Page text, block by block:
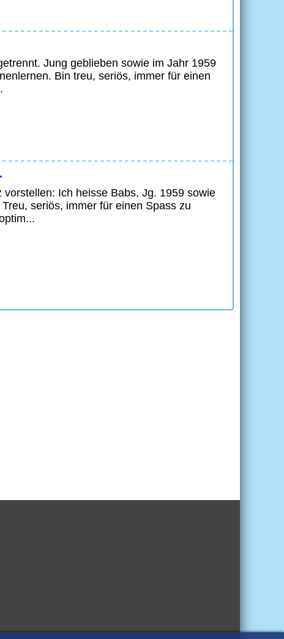
Jung geblieben sowie im Jahr 1959
Bin treu, seriös, immer für einen
Ich heisse Babs, Jg. 1959 sowie
seriös, immer für einen Spass zu